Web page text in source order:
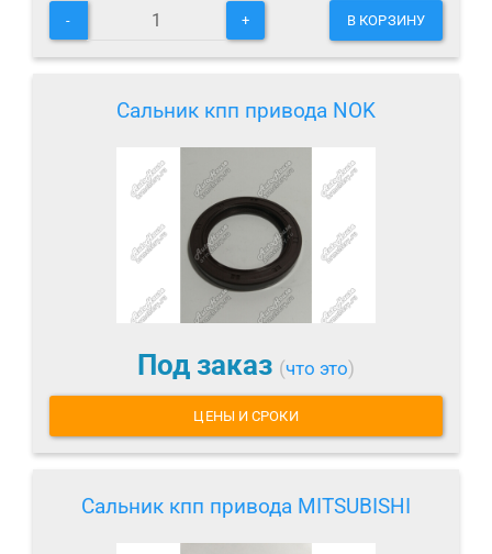
- + В КОРЗИНУ
Сальник кпп привода NOK
Под заказ (что это)
ЦЕНЫ И СРОКИ
Сальник кпп привода MITSUBISHI